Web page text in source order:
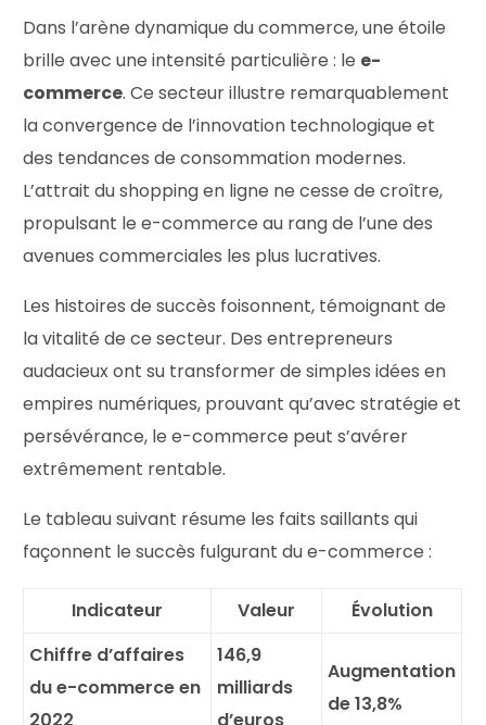
Dans l’arène dynamique du commerce, une étoile
brille avec une intensité particulière : le e-
commerce. Ce secteur illustre remarquablement
la convergence de l’innovation technologique et
des tendances de consommation modernes.
L’attrait du shopping en ligne ne cesse de croître,
propulsant le e-commerce au rang de l’une des
avenues commerciales les plus lucratives.
Les histoires de succès foisonnent, témoignant de
la vitalité de ce secteur. Des entrepreneurs
audacieux ont su transformer de simples idées en
empires numériques, prouvant qu’avec stratégie et
persévérance, le e-commerce peut s’avérer
extrêmement rentable.
Le tableau suivant résume les faits saillants qui
façonnent le succès fulgurant du e-commerce :
Indicateur Valeur
Évolution
Chiffre d’affaires
du e-commerce en
2022
146,9
milliards
d’euros
Augmentation
de 13,8%